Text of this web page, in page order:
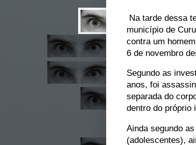
Na tarde dessa
município de
contra um
6 de novembro
Segundo as
anos, foi
separada do
dentro do próprio
Ainda segundo
(adolescentes),